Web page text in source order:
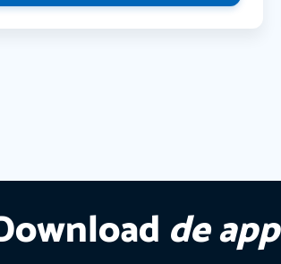
de app